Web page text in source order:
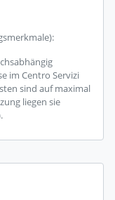
im Centro Servizi
sind auf maximal
liegen sie